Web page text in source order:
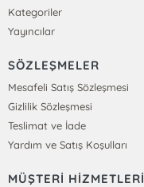
Kategoriler
Yayıncılar
SÖZLEŞMELER
Mesafeli Satış Sözleşmesi
Gizlilik Sözleşmesi
Teslimat ve İade
Yardım ve Satış Koşulları
MÜŞTERİ HİZMETLERİ